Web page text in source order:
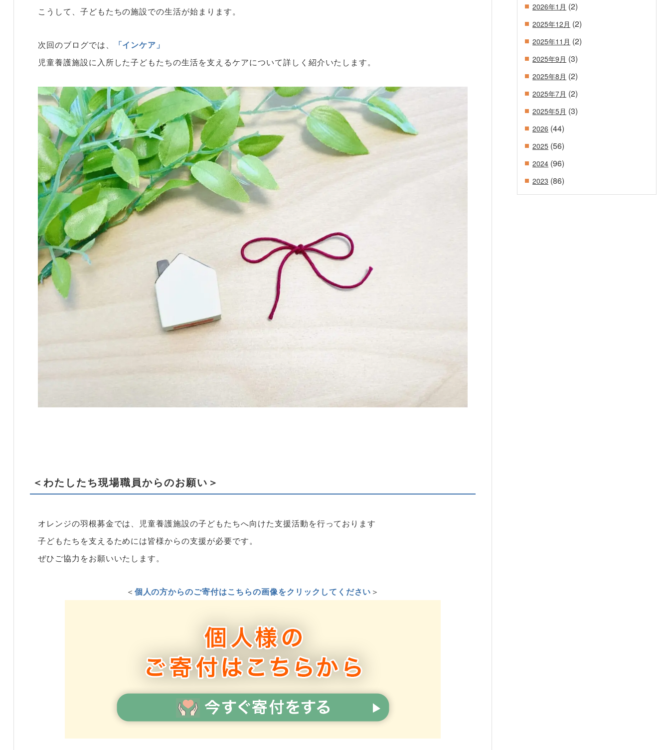
こうして、子どもたちの施設での生活が始まります。
次回のブログでは、
「インケア」
児童養護施設に入所した子どもたちの生活を支えるケアについて詳しく紹介いたします。
＜わたしたち現場職員からのお願い＞
オレンジの羽根募金では、児童養護施設の子どもたちへ向けた支援活動を行っております
子どもたちを支えるためには皆様からの支援が必要です。
ぜひご協力をお願いいたします。
＜ 個人の方からのご寄付はこちらの画像をクリックしてください ＞
2026年1月 (2)
2025年12月 (2)
2025年11月 (2)
2025年9月 (3)
2025年8月 (2)
2025年7月 (2)
2025年5月 (3)
2026 (44)
2025 (56)
2024 (96)
2023 (86)